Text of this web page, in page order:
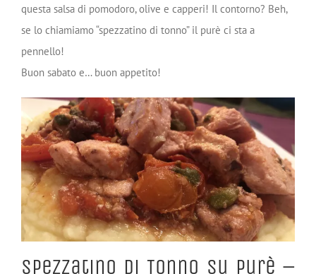
questa salsa di pomodoro, olive e capperi! Il contorno? Beh,
se lo chiamiamo “spezzatino di tonno” il purè ci sta a
pennello!
Buon sabato e… buon appetito!
Spezzatino di Tonno su Purè –